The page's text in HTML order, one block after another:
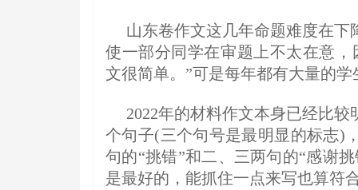
山东卷作文这几年命题难度在
使一部分同学在审题上不太在意
文很简单。”可是每年都有大量的
2022年的材料作文本身已经比
个句子(三个句号是最明显的标志)
句的“挑错”和二、三两句的“感谢
是最好的，能抓住一点来写也算符